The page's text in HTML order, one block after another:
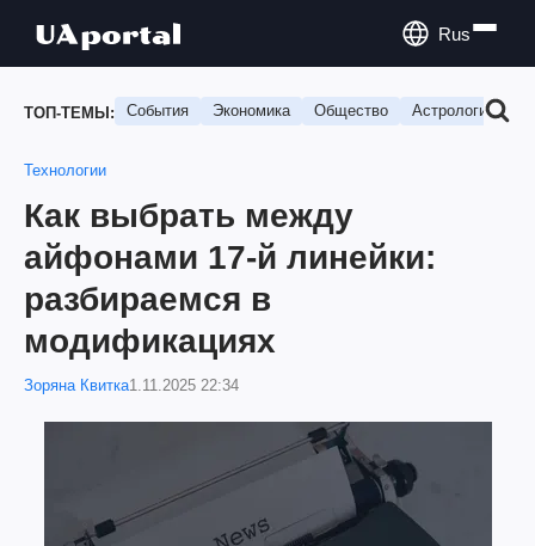
Rus
ТОП-ТЕМЫ: События Экономика Общество Астрология
Технологии
Как выбрать между
айфонами 17-й линейки:
разбираемся в
модификациях
Зоряна Квитка1.11.2025 22:34